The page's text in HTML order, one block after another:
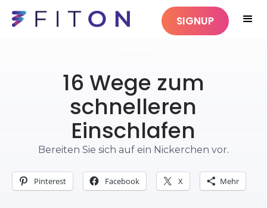
SIGNUP
16 Wege zum
schnelleren
Einschlafen
Bereiten Sie sich auf ein Nickerchen vor.
Pinterest Facebook X Mehr